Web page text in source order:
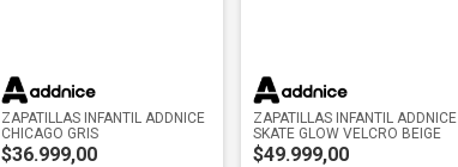
ZAPATILLAS INFANTIL ADDNICE
CHICAGO GRIS
$36.999,00
ZAPATILLAS INFANTIL ADDNICE
SKATE GLOW VELCRO BEIGE
$49.999,00